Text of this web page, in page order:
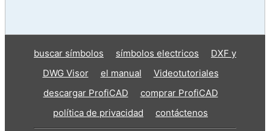
buscar símbolos símbolos electricos
DXF y
DWG Visor
el manual
Videotutoriales
descargar ProfiCAD
comprar ProfiCAD
política de privacidad
contáctenos